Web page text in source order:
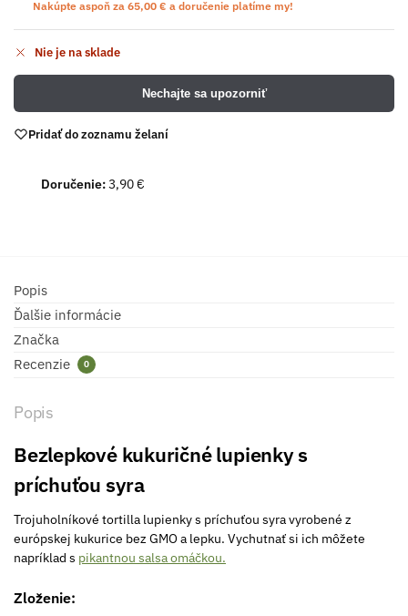
Nakúpte aspoň za 65,00 € a doručenie platíme my!
Nie je na sklade
Nechajte sa upozorniť
Pridať do zoznamu želaní
Doručenie:3,90 €
Popis
Ďalšie informácie
Značka
Recenzie
0
Popis
Bezlepkové kukuričné lupienky s
príchuťou syra
Trojuholníkové tortilla ​​lupienky s príchuťou syra vyrobené z
európskej kukurice bez GMO a lepku. Vychutnať si ich môžete
napríklad s pikantnou salsa omáčkou.
Zloženie: